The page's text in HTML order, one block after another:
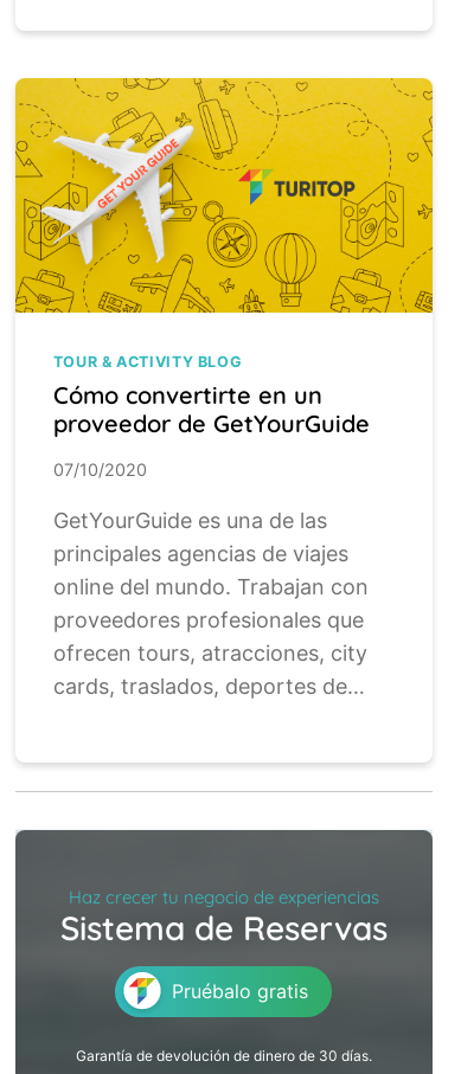
TOUR & ACTIVITY BLOG
Cómo convertirte en un
proveedor de GetYourGuide
07/10/2020
GetYourGuide es una de las
principales agencias de viajes
online del mundo. Trabajan con
proveedores profesionales que
ofrecen tours, atracciones, city
cards, traslados, deportes de…
Haz crecer tu negocio de experiencias
Sistema de Reservas
Pruébalo gratis
Garantía de devolución de dinero de 30 días.